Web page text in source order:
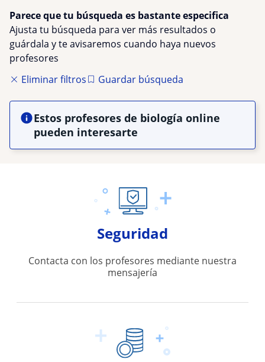
Parece que tu búsqueda es bastante especifica
Ajusta tu búsqueda para ver más resultados o
guárdala y te avisaremos cuando haya nuevos
profesores
Eliminar filtros
Guardar búsqueda
Estos profesores de biología online
pueden interesarte
Seguridad
Contacta con los profesores mediante nuestra
mensajería